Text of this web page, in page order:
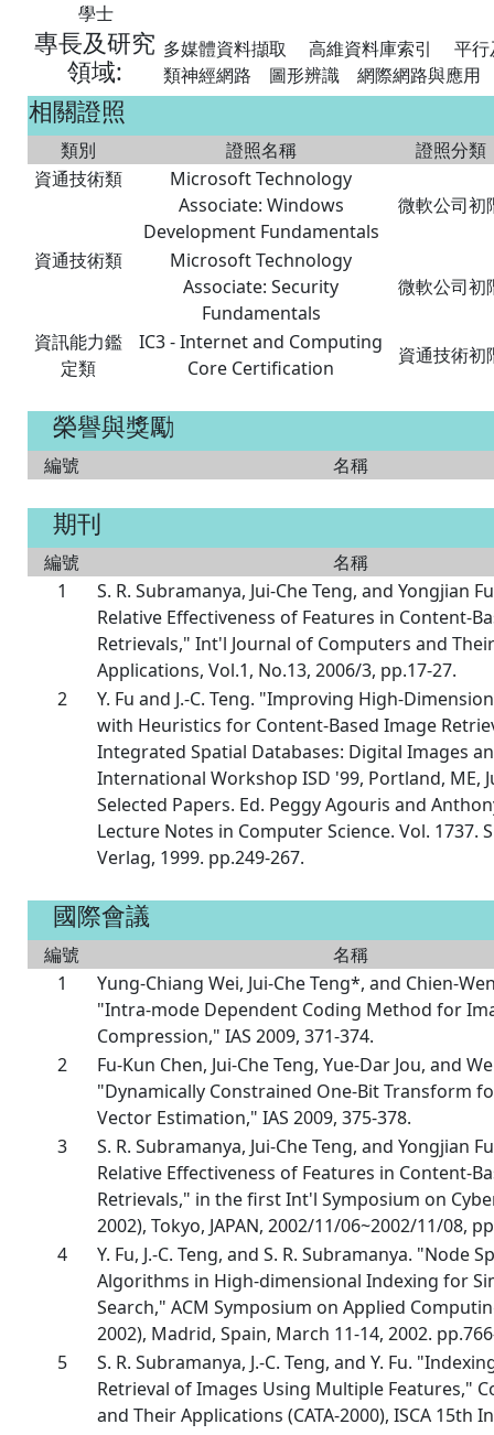
學士
專長及研究
領域:
多媒體資料擷取 高維資料庫索引 平
類神經網路 圖形辨識 網際網路與應用
相關證照
類別 證照名稱
證照分類
資通技術類
Microsoft Technology
Associate: Windows
Development Fundamentals
微軟公司初
資通技術類
Microsoft Technology
Associate: Security
Fundamentals
微軟公司初
資訊能力鑑
定類
IC3 - Internet and Computing
Core Certification
資通技術初
榮譽與獎勵
編號 名稱
期刊
編號
名稱
1
S. R. Subramanya, Jui-Che Teng, and Yongjian
Relative Effectiveness of Features in Content-
Retrievals," Int'l Journal of Computers and Their
Applications, Vol.1, No.13, 2006/3, pp.17-27.
2
Y. Fu and J.-C. Teng. "Improving High-
with Heuristics for Content-Based Image
Integrated Spatial Databases: Digital Images
International Workshop ISD '99, Portland, ME,
Selected Papers. Ed. Peggy Agouris and
Lecture Notes in Computer Science. Vol. 1737.
Verlag, 1999. pp.249-267.
國際會議
編號
名稱
1
Yung-Chiang Wei, Jui-Che Teng*, and Chien-
"Intra-mode Dependent Coding Method for
Compression," IAS 2009, 371-374.
2
Fu-Kun Chen, Jui-Che Teng, Yue-Dar Jou, and
"Dynamically Constrained One-Bit Transform
Vector Estimation," IAS 2009, 375-378.
3
S. R. Subramanya, Jui-Che Teng, and Yongjian
Relative Effectiveness of Features in Content-
Retrievals," in the first Int'l Symposium on
2002), Tokyo, JAPAN, 2002/11/06~2002/11/08,
4
Y. Fu, J.-C. Teng, and S. R. Subramanya. "Node
Algorithms in High-dimensional Indexing for
Search," ACM Symposium on Applied
2002), Madrid, Spain, March 11-14, 2002.
5
S. R. Subramanya, J.-C. Teng, and Y. Fu.
Retrieval of Images Using Multiple Features,"
and Their Applications (CATA-2000), ISCA 15th